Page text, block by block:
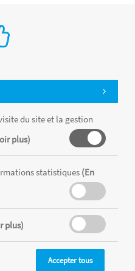
»
de rendre la pâte plus fluide
de chacune de vos
à l'essence de pétrole
du site et la gestion
plus)
statistiques (En
plus)
Accepter tous